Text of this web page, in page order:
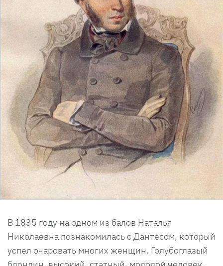
В 1835 году на одном из балов Наталья
Николаевна познакомилась с Дантесом, который
успел очаровать многих женщин. Голубоглазый